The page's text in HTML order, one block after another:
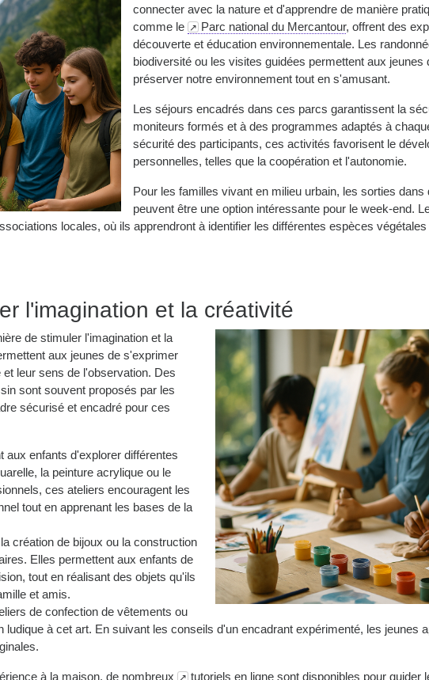
connecter avec la nature et d'apprendre de manière
comme le
Parc national du Mercantour, offrent des
découverte et éducation environnementale. Les
biodiversité ou les visites guidées permettent aux
préserver notre environnement tout en s'amusant.
Les séjours encadrés dans ces parcs garantissent la
moniteurs formés et à des programmes adaptés à
sécurité des participants, ces activités favorisent le
personnelles, telles que la coopération et l'autonomie.
Pour les familles vivant en milieu urbain, les sorties
peuvent être une option intéressante pour le week-end.
locales, où ils apprendront à identifier les différentes espèces
l'imagination et la créativité
de stimuler l'imagination et la
aux jeunes de s'exprimer
leur sens de l'observation. Des
sont souvent proposés par les
sécurisé et encadré pour ces
aux enfants d'explorer différentes
la peinture acrylique ou le
ces ateliers encouragent les
tout en apprenant les bases de la
création de bijoux ou la construction
Elles permettent aux enfants de
tout en réalisant des objets qu'ils
et amis.
de confection de vêtements ou
à cet art. En suivant les conseils d'un encadrant expérimenté, les jeunes
à la maison, de nombreux tutoriels en ligne sont disponibles pour guider